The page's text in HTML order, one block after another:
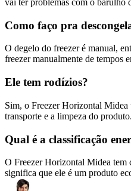
vai ter problemas com o barulho
Como faço pra
O degelo do freezer é manual,
freezer manualmente de tempos
Ele tem rodízios?
Sim, o Freezer Horizontal
transporte e a limpeza do produto.
Qual é a classificação
O Freezer Horizontal Midea tem
significa que ele é um produto